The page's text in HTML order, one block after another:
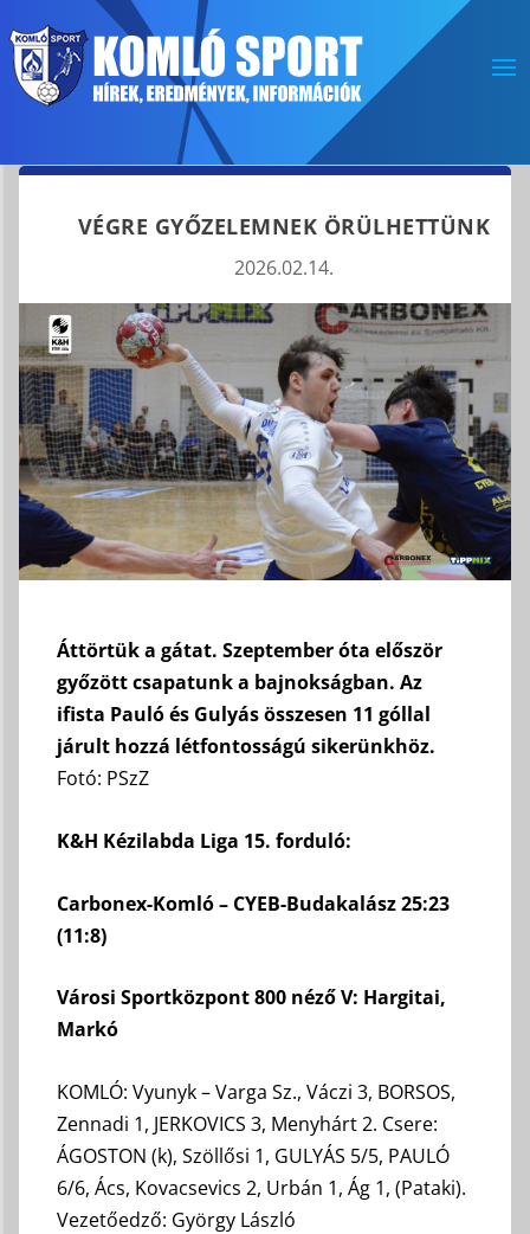
VÉGRE GYŐZELEMNEK ÖRÜLHETTÜNK
2026.02.14.
Áttörtük a gátat. Szeptember óta először
győzött csapatunk a bajnokságban. Az
ifista Pauló és Gulyás összesen 11 góllal
járult hozzá létfontosságú sikerünkhöz.
Fotó: PSzZ
K&H Kézilabda Liga 15. forduló:
Carbonex-Komló – CYEB-Budakalász 25:23
(11:8)
Városi Sportközpont 800 néző V: Hargitai,
Markó
KOMLÓ: Vyunyk – Varga Sz., Váczi 3, BORSOS,
Zennadi 1, JERKOVICS 3, Menyhárt 2. Csere:
ÁGOSTON (k), Szöllősi 1, GULYÁS 5/5, PAULÓ
6/6, Ács, Kovacsevics 2, Urbán 1, Ág 1, (Pataki).
Vezetőedző: György László